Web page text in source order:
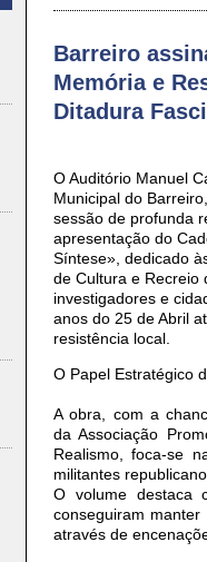
Barreiro
Memória e
Ditadura
O Auditório Manuel
Municipal do
sessão de profunda
apresentação do
Síntese», dedicado
de Cultura e Recreio
investigadores e
anos do 25 de Abril
resistência local.
O Papel Estratégico
A obra, com a
da Associação
Realismo, foca-se
militantes
O volume destaca
conseguiram
através de